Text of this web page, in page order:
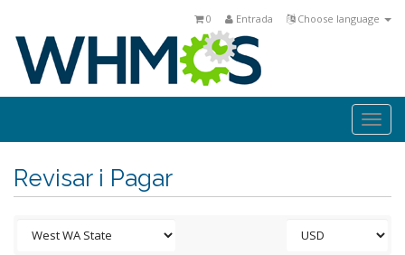
Choose language
Entrada
0
Revisar i Pagar